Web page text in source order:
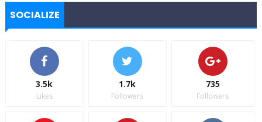
SOCIALIZE
3.5k
Likes
1.7k
Followers
735
Followers